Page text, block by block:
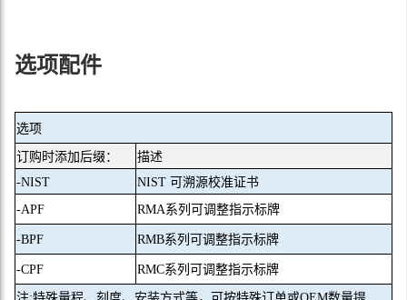
选项配件
选项
订购时添加后缀：
描述
-NIST
NIST 可溯源校准证书
-APF
RMA系列可调整指示标牌
-BPF RMB系列可调整指示标牌
-CPF RMC系列可调整指示标牌